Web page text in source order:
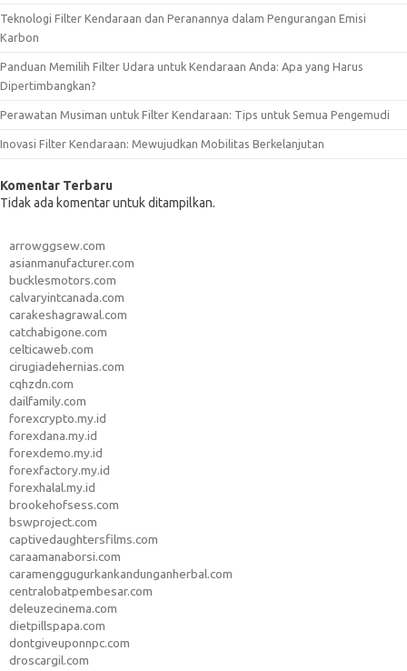
Teknologi Filter Kendaraan dan Peranannya dalam Pengurangan Emisi
Karbon
Panduan Memilih Filter Udara untuk Kendaraan Anda: Apa yang Harus
Dipertimbangkan?
Perawatan Musiman untuk Filter Kendaraan: Tips untuk Semua Pengemudi
Inovasi Filter Kendaraan: Mewujudkan Mobilitas Berkelanjutan
Komentar Terbaru
Tidak ada komentar untuk ditampilkan.
arrowggsew.com
asianmanufacturer.com
bucklesmotors.com
calvaryintcanada.com
carakeshagrawal.com
catchabigone.com
celticaweb.com
cirugiadehernias.com
cqhzdn.com
dailfamily.com
forexcrypto.my.id
forexdana.my.id
forexdemo.my.id
forexfactory.my.id
forexhalal.my.id
brookehofsess.com
bswproject.com
captivedaughtersfilms.com
caraamanaborsi.com
caramenggugurkankandunganherbal.com
centralobatpembesar.com
deleuzecinema.com
dietpillspapa.com
dontgiveuponnpc.com
droscargil.com